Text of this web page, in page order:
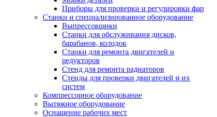
Приборы для проверки и регулировки фар
Станки и специализированное оборудование
Выпрессовщики
Станки для обслуживания дисков,
барабанов, колодок
Станки для ремонта двигателей и
редукторов
Стенд для ремонта радиаторов
Стенды для проверки двигателей и их
систем
Компрессорное оборудование
Вытяжное оборудование
Оснащение рабочих мест